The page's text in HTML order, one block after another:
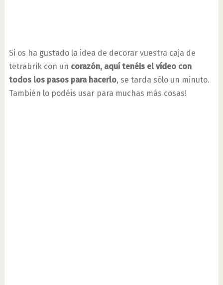
Si os ha gustado la idea de decorar vuestra caja de
tetrabrik con un corazón, aquí tenéis el vídeo con
todos los pasos para hacerlo, se tarda sólo un minuto.
También lo podéis usar para muchas más cosas!